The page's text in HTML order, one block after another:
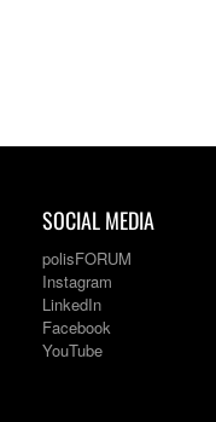
SOCIAL MEDIA
polisFORUM
Instagram
LinkedIn
Facebook
YouTube